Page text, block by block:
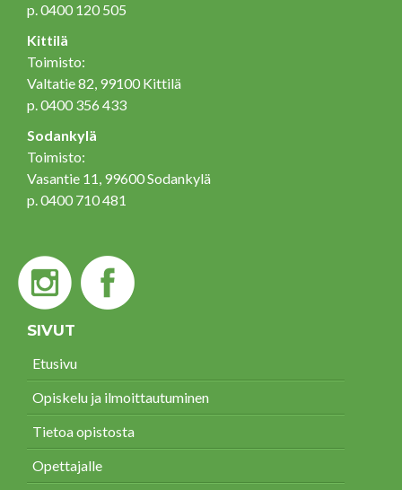
p. 0400 120 505
Kittilä
Toimisto:
Valtatie 82, 99100 Kittilä
p. 0400 356 433
Sodankylä
Toimisto:
Vasantie 11, 99600 Sodankylä
p. 0400 710 481
SIVUT
Etusivu
Opiskelu ja ilmoittautuminen
Tietoa opistosta
Opettajalle